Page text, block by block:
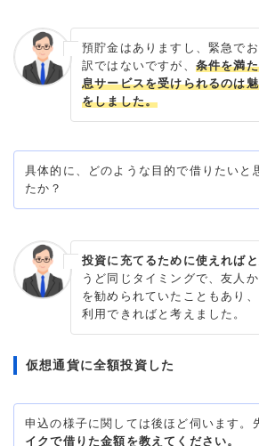
預貯金はありますし、緊急で
訳ではないですが、 条件を満
息サービスを受けられるのは
をしました。
具体的に、どのような目的で借りたいと
たか？
投資に充てるために使えればと
うど同じタイミングで、友人
を勧められていたこともあり
利用できればと考えました。
仮想通貨に全額投資した
申込の様子に関しては後ほど伺います。
イクで借りた金額を教えてください。